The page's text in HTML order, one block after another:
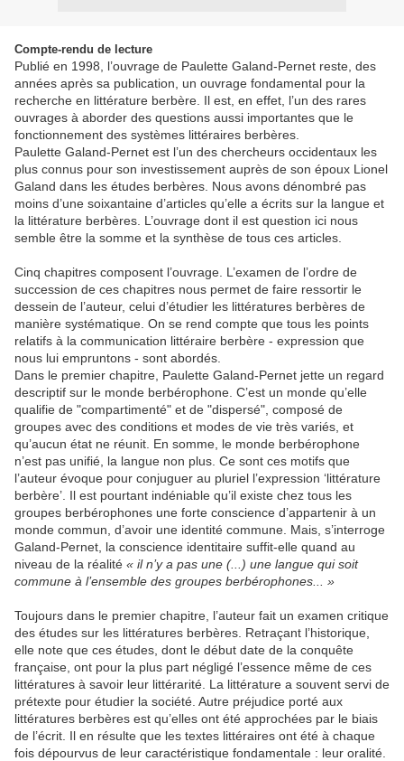
Compte-rendu de lecture
Publié en 1998, l’ouvrage de Paulette Galand-Pernet reste, des
années après sa publication, un ouvrage fondamental pour la
recherche en littérature berbère. Il est, en effet, l’un des rares
ouvrages à aborder des questions aussi importantes que le
fonctionnement des systèmes littéraires berbères.
Paulette Galand-Pernet est l’un des chercheurs occidentaux les
plus connus pour son investissement auprès de son époux Lionel
Galand dans les études berbères. Nous avons dénombré pas
moins d’une soixantaine d’articles qu’elle a écrits sur la langue et
la littérature berbères. L’ouvrage dont il est question ici nous
semble être la somme et la synthèse de tous ces articles.
Cinq chapitres composent l’ouvrage. L’examen de l’ordre de
succession de ces chapitres nous permet de faire ressortir le
dessein de l’auteur, celui d’étudier les littératures berbères de
manière systématique. On se rend compte que tous les points
relatifs à la communication littéraire berbère - expression que
nous lui empruntons - sont abordés.
Dans le premier chapitre, Paulette Galand-Pernet jette un regard
descriptif sur le monde berbérophone. C’est un monde qu’elle
qualifie de "compartimenté" et de "dispersé", composé de
groupes avec des conditions et modes de vie très variés, et
qu’aucun état ne réunit. En somme, le monde berbérophone
n’est pas unifié, la langue non plus. Ce sont ces motifs que
l’auteur évoque pour conjuguer au pluriel l’expression ‘littérature
berbère’. Il est pourtant indéniable qu’il existe chez tous les
groupes berbérophones une forte conscience d’appartenir à un
monde commun, d’avoir une identité commune. Mais, s’interroge
Galand-Pernet, la conscience identitaire suffit-elle quand au
niveau de la réalité « il n’y a pas une (...) une langue qui soit
commune à l’ensemble des groupes berbérophones... »
Toujours dans le premier chapitre, l’auteur fait un examen critique
des études sur les littératures berbères. Retraçant l’historique,
elle note que ces études, dont le début date de la conquête
française, ont pour la plus part négligé l’essence même de ces
littératures à savoir leur littérarité. La littérature a souvent servi de
prétexte pour étudier la société. Autre préjudice porté aux
littératures berbères est qu’elles ont été approchées par le biais
de l’écrit. Il en résulte que les textes littéraires ont été à chaque
fois dépourvus de leur caractéristique fondamentale : leur oralité.